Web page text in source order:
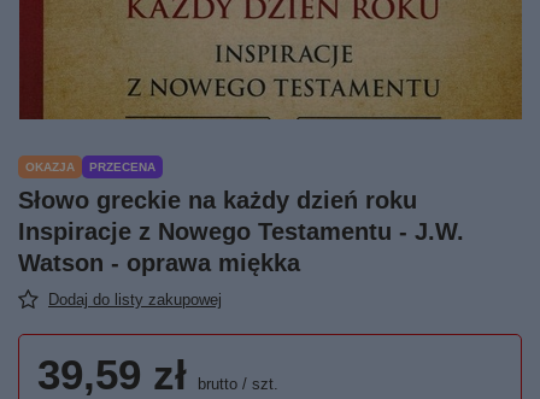
OKAZJA PRZECENA
Słowo greckie na każdy dzień roku
Inspiracje z Nowego Testamentu - J.W.
Watson - oprawa miękka
Dodaj do listy zakupowej
39,59 zł brutto / szt.